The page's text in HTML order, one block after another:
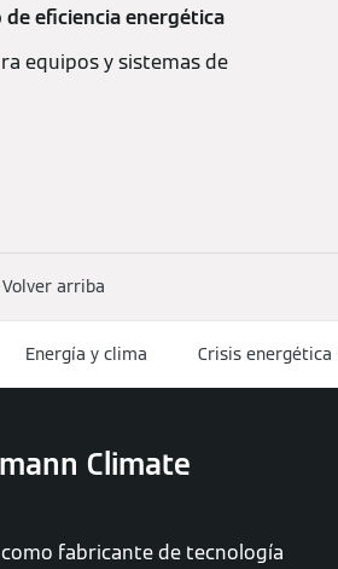
eficiencia energética
equipos y sistemas de
Volver arriba
Energía y clima Crisis energética
Climate
fabricante de tecnología